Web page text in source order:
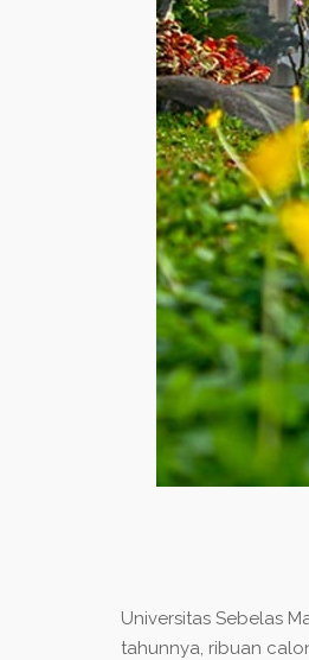
Universitas Sebelas
tahunnya, ribuan